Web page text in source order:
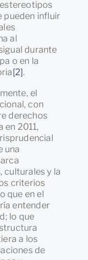
pueden influir
al
durante
o en la
[2].
el
con
derechos
en 2011,
una
culturales y la
criterios
que en el
entender
lo que
a los
de